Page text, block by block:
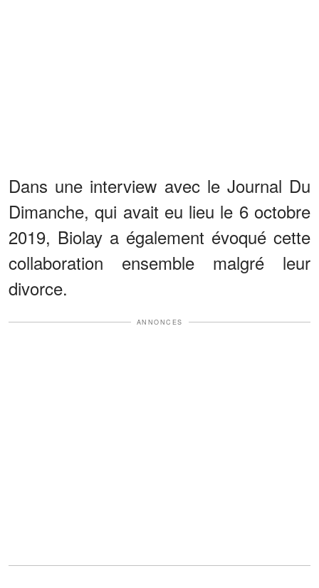
Dans une interview avec le Journal Du
Dimanche, qui avait eu lieu le 6 octobre
2019, Biolay a également évoqué cette
collaboration ensemble malgré leur
divorce.
ANNONCES